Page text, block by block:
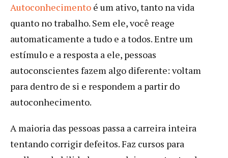
Autoconhecimento é um ativo, tanto na vida
quanto no trabalho. Sem ele, você reage
automaticamente a tudo e a todos. Entre um
estímulo e a resposta a ele, pessoas
autoconscientes fazem algo diferente: voltam
para dentro de si e respondem a partir do
autoconhecimento.
A maioria das pessoas passa a carreira inteira
tentando corrigir defeitos. Faz cursos para